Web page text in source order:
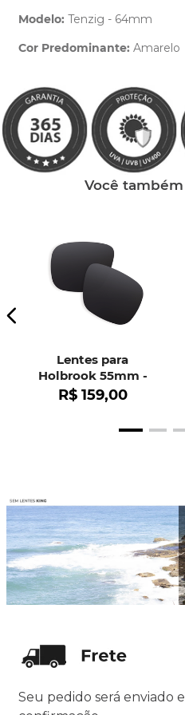
Modelo: Tenzig - 64mm
Cor Predominante: Amarelo
Você
Lentes para
Holbrook 55mm -
OO9102
R$ 159,00
Seu pedido será enviado